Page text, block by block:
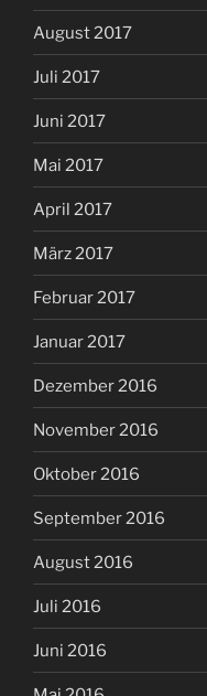
August 2017
Juli 2017
Juni 2017
Mai 2017
April 2017
März 2017
Februar 2017
Januar 2017
Dezember 2016
November 2016
Oktober 2016
September 2016
August 2016
Juli 2016
Juni 2016